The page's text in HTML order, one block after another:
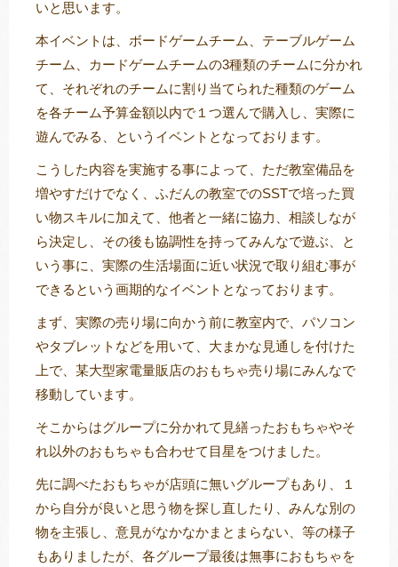
いと思います。
本イベントは、ボードゲームチーム、テーブルゲーム
チーム、カードゲームチームの3種類のチームに分かれ
て、それぞれのチームに割り当てられた種類のゲーム
を各チーム予算金額以内で１つ選んで購入し、実際に
遊んでみる、というイベントとなっております。
こうした内容を実施する事によって、ただ教室備品を
増やすだけでなく、ふだんの教室でのSSTで培った買
い物スキルに加えて、他者と一緒に協力、相談しなが
ら決定し、その後も協調性を持ってみんなで遊ぶ、と
いう事に、実際の生活場面に近い状況で取り組む事が
できるという画期的なイベントとなっております。
まず、実際の売り場に向かう前に教室内で、パソコン
やタブレットなどを用いて、大まかな見通しを付けた
上で、某大型家電量販店のおもちゃ売り場にみんなで
移動しています。
そこからはグループに分かれて見繕ったおもちゃやそ
れ以外のおもちゃも合わせて目星をつけました。
先に調べたおもちゃが店頭に無いグループもあり、１
から自分が良いと思う物を探し直したり、みんな別の
物を主張し、意見がなかなかまとまらない、等の様子
もありましたが、各グループ最後は無事におもちゃを